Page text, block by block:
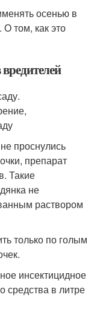
осенью в
О том, как это
проснулись
препарат
Такие
не
раствором
только по голым
инсектицидное
средства в литре